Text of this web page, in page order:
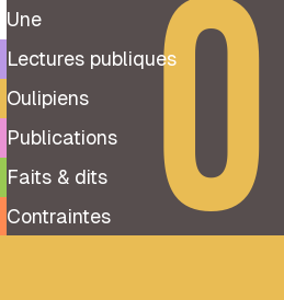
Une
Lectures publiques
Oulipiens
Publications
Faits & dits
Contraintes